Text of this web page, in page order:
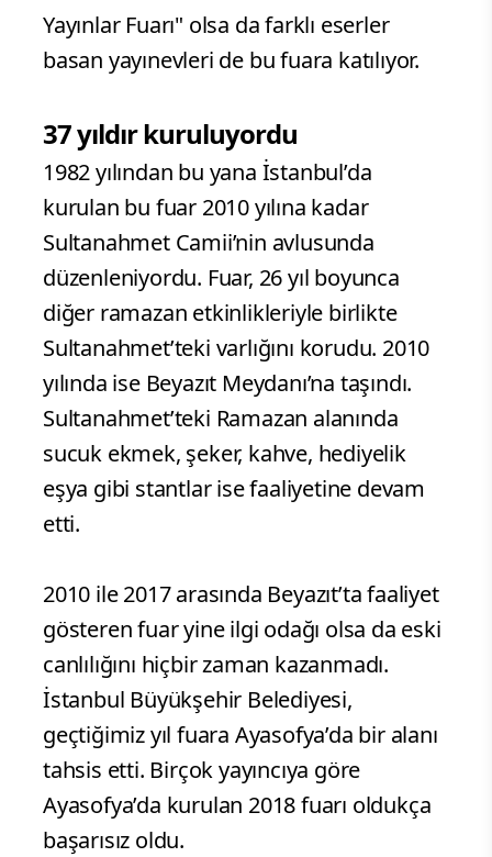
Yayınlar Fuarı" olsa da farklı eserler
basan yayınevleri de bu fuara katılıyor.
37 yıldır kuruluyordu
1982 yılından bu yana İstanbul’da
kurulan bu fuar 2010 yılına kadar
Sultanahmet Camii’nin avlusunda
düzenleniyordu. Fuar, 26 yıl boyunca
diğer ramazan etkinlikleriyle birlikte
Sultanahmet’teki varlığını korudu. 2010
yılında ise Beyazıt Meydanı’na taşındı.
Sultanahmet’teki Ramazan alanında
sucuk ekmek, şeker, kahve, hediyelik
eşya gibi stantlar ise faaliyetine devam
etti.
2010 ile 2017 arasında Beyazıt’ta faaliyet
gösteren fuar yine ilgi odağı olsa da eski
canlılığını hiçbir zaman kazanmadı.
İstanbul Büyükşehir Belediyesi,
geçtiğimiz yıl fuara Ayasofya’da bir alanı
tahsis etti. Birçok yayıncıya göre
Ayasofya’da kurulan 2018 fuarı oldukça
başarısız oldu.